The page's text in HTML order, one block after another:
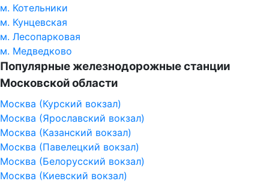
м. Котельники
м. Кунцевская
м. Лесопарковая
м. Медведково
Популярные железнодорожные станции
Московской области
Москва (Курский вокзал)
Москва (Ярославский вокзал)
Москва (Казанский вокзал)
Москва (Павелецкий вокзал)
Москва (Белорусский вокзал)
Москва (Киевский вокзал)